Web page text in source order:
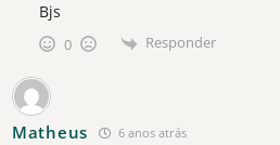
Bjs
0 Responder
Matheus 6 anos atrás